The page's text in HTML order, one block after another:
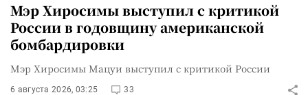
Мэр Хиросимы выступил с критикой
России в годовщину американской
бомбардировки
Мэр Хиросимы Мацуи выступил с критикой России
6 августа 2026, 03:25 33